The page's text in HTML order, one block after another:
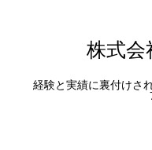
株式会
経験と実績に裏付けさ